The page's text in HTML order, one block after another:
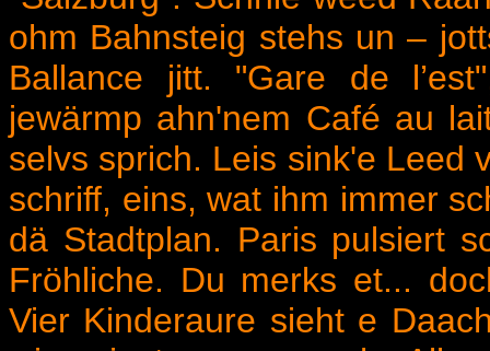
ohm Bahnsteig stehs un –
Ballance jitt. "Gare de
jewärmp ahn'nem Café au
selvs sprich. Leis sink'e Leed
schriff, eins, wat ihm immer
dä Stadtplan. Paris pulsiert
Fröhliche. Du merks et...
Vier Kinderaure sieht e